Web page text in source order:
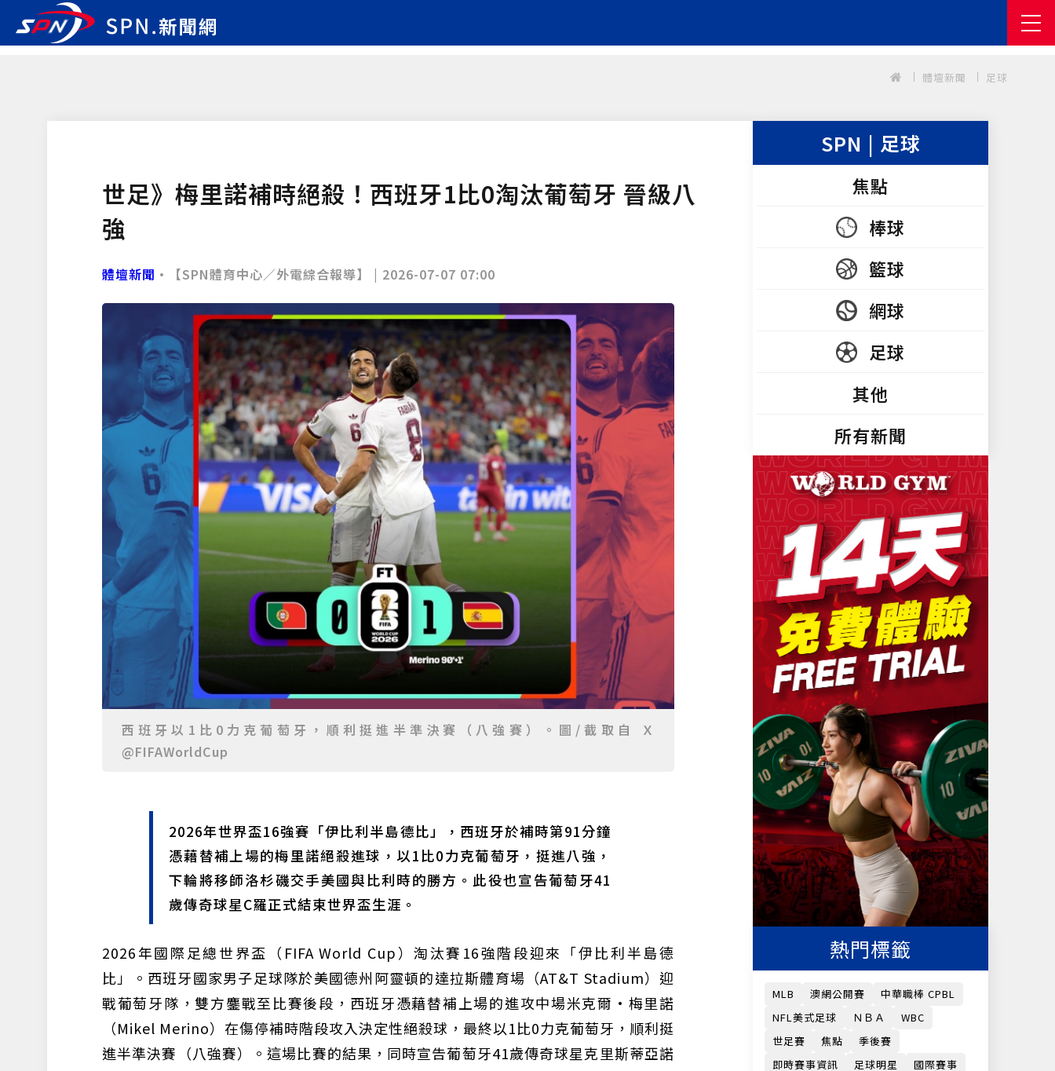
體壇新聞 足球
世足》梅里諾補時絕殺！西班牙1比0淘汰葡萄牙 晉級八
強
體壇新聞 •【SPN體育中心／外電綜合報導】 | 2026-07-07 07:00
西班牙以1比0力克葡萄牙，順利挺進半準決賽（八強賽）。圖/截取自 Ｘ
@FIFAWorldCup
2026年世界盃16強賽「伊比利半島德比」，西班牙於補時第91分鐘
憑藉替補上場的梅里諾絕殺進球，以1比0力克葡萄牙，挺進八強，
下輪將移師洛杉磯交手美國與比利時的勝方。此役也宣告葡萄牙41
歲傳奇球星C羅正式結束世界盃生涯。
2026年國際足總世界盃（FIFA World Cup）淘汰賽16強階段迎來「伊比利半島德
比」。西班牙國家男子足球隊於美國德州阿靈頓的達拉斯體育場（AT&T Stadium）迎
戰葡萄牙隊，雙方鏖戰至比賽後段，西班牙憑藉替補上場的進攻中場米克爾·梅里諾
（Mikel Merino）在傷停補時階段攻入決定性絕殺球，最終以1比0力克葡萄牙，順利挺
進半準決賽（八強賽）。這場比賽的結果，同時宣告葡萄牙41歲傳奇球星克里斯蒂亞諾
SPN | 足球
焦點
棒球
籃球
網球
足球
其他
所有新聞
熱門標籤
MLB 澳網公開賽
中華職棒 CPBL
NFL美式足球
ＮＢＡ
WBC
世足賽
焦點
季後賽
即時賽事資訊
足球明星
國際賽事